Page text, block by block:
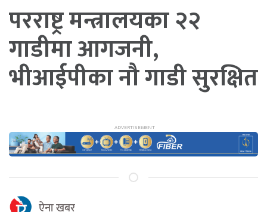
परराष्ट्र मन्त्रालयका २२
गाडीमा आगजनी,
भीआईपीका नौ गाडी सुरक्षित
ऐना खबर